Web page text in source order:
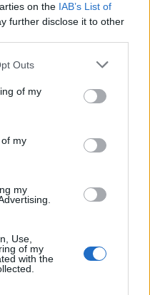
on the IAB’s List of
further disclose it to other
Outs
of my
my
my
Use,
of my
with the
Nordjyllands
årige Sofus